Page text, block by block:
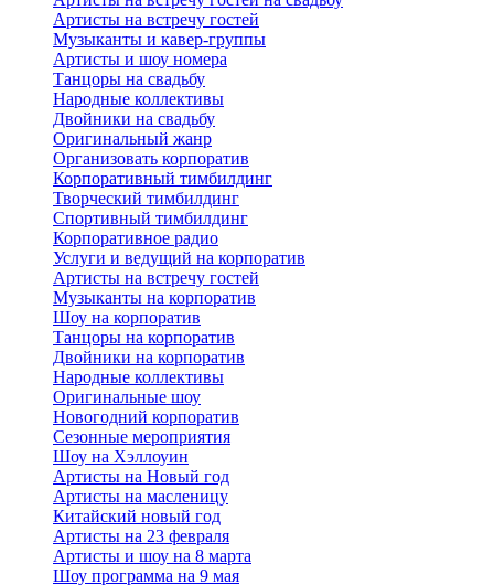
Артисты на встречу гостей
Музыканты и кавер-группы
Артисты и шоу номера
Танцоры на свадьбу
Народные коллективы
Двойники на свадьбу
Оригинальный жанр
Организовать корпоратив
Корпоративный тимбилдинг
Творческий тимбилдинг
Спортивный тимбилдинг
Корпоративное радио
Услуги и ведущий на корпоратив
Артисты на встречу гостей
Музыканты на корпоратив
Шоу на корпоратив
Танцоры на корпоратив
Двойники на корпоратив
Народные коллективы
Оригинальные шоу
Новогодний корпоратив
Сезонные мероприятия
Шоу на Хэллоуин
Артисты на Новый год
Артисты на масленицу
Китайский новый год
Артисты на 23 февраля
Артисты и шоу на 8 марта
Шоу программа на 9 мая